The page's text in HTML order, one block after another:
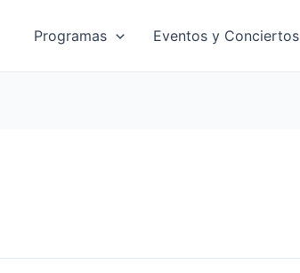
Programas Eventos y Conciertos